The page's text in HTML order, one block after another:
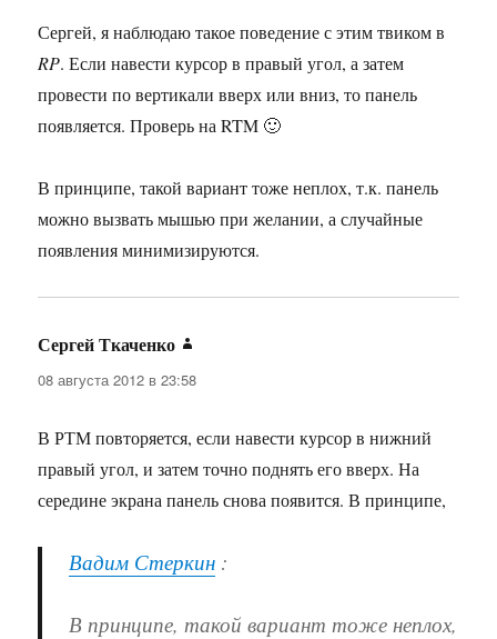
Сергей, я наблюдаю такое поведение с этим твиком в
RP. Если навести курсор в правый угол, а затем
провести по вертикали вверх или вниз, то панель
появляется. Проверь на RTM 🙂
В принципе, такой вариант тоже неплох, т.к. панель
можно вызвать мышью при желании, а случайные
появления минимизируются.
Сергей Ткаченко
08 августа 2012 в 23:58
В РТМ повторяется, если навести курсор в нижний
правый угол, и затем точно поднять его вверх. На
середине экрана панель снова появится. В принципе,
Вадим Стеркин :
В принципе, такой вариант тоже неплох,